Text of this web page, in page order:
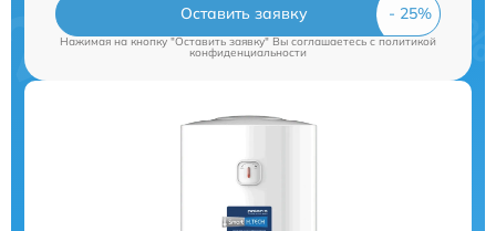
Оставить заявку
Нажимая на кнопку "Оставить заявку" Вы соглашаетесь cполитикой
конфиденциальности